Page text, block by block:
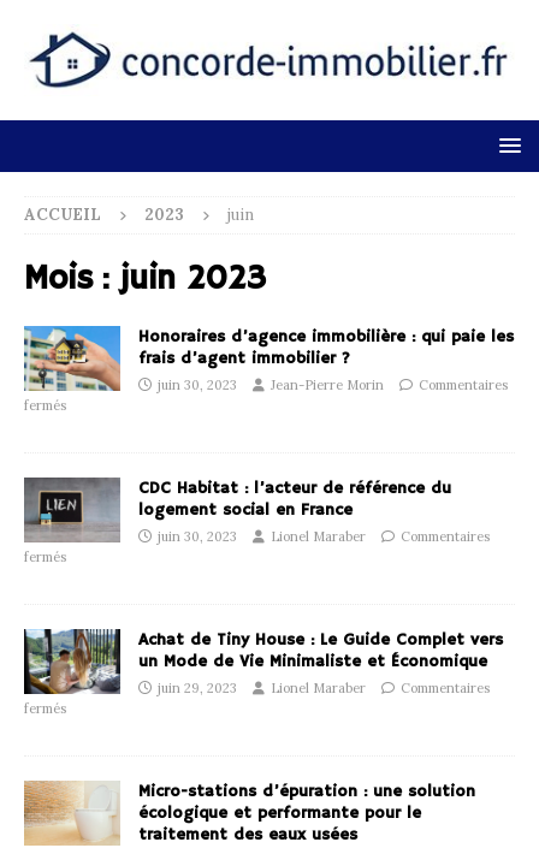
ACCUEIL 2023 juin
Mois :juin 2023
Honoraires d’agence immobilière : qui paie les
frais d’agent immobilier ?
juin 30, 2023 Jean-Pierre Morin
Commentaires
fermés
CDC Habitat : l’acteur de référence du
logement social en France
juin 30, 2023 Lionel Maraber
Commentaires
fermés
Achat de Tiny House : Le Guide Complet vers
un Mode de Vie Minimaliste et Économique
juin 29, 2023 Lionel Maraber
Commentaires
fermés
Micro-stations d’épuration : une solution
écologique et performante pour le
traitement des eaux usées